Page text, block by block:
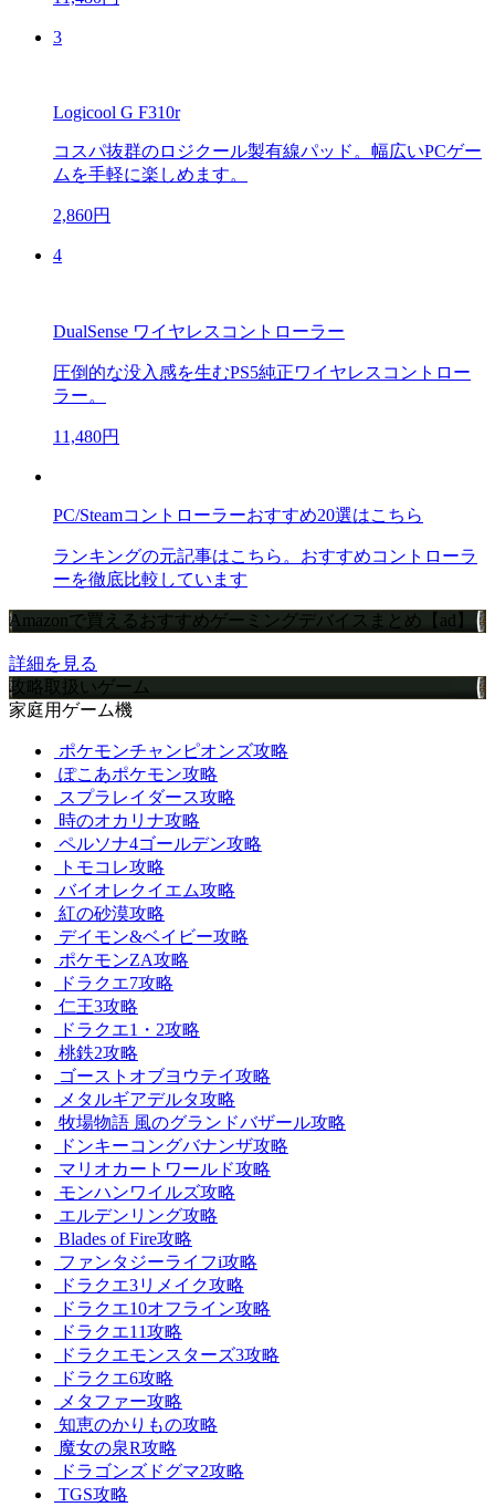
3
Logicool G F310r
コスパ抜群のロジクール製有線パッド。幅広いPCゲー
ムを手軽に楽しめます。
2,860円
4
DualSense ワイヤレスコントローラー
圧倒的な没入感を生むPS5純正ワイヤレスコントロー
ラー。
11,480円
PC/Steamコントローラーおすすめ20選はこちら
ランキングの元記事はこちら。おすすめコントローラ
ーを徹底比較しています
Amazonで買えるおすすめゲーミングデバイスまとめ【ad】
詳細を見る
攻略取扱いゲーム
家庭用ゲーム機
ポケモンチャンピオンズ攻略
ぽこあポケモン攻略
スプラレイダース攻略
時のオカリナ攻略
ペルソナ4ゴールデン攻略
トモコレ攻略
バイオレクイエム攻略
紅の砂漠攻略
デイモン&ベイビー攻略
ポケモンZA攻略
ドラクエ7攻略
仁王3攻略
ドラクエ1・2攻略
桃鉄2攻略
ゴーストオブヨウテイ攻略
メタルギアデルタ攻略
牧場物語 風のグランドバザール攻略
ドンキーコングバナンザ攻略
マリオカートワールド攻略
モンハンワイルズ攻略
エルデンリング攻略
Blades of Fire攻略
ファンタジーライフi攻略
ドラクエ3リメイク攻略
ドラクエ10オフライン攻略
ドラクエ11攻略
ドラクエモンスターズ3攻略
ドラクエ6攻略
メタファー攻略
知恵のかりもの攻略
魔女の泉R攻略
ドラゴンズドグマ2攻略
TGS攻略